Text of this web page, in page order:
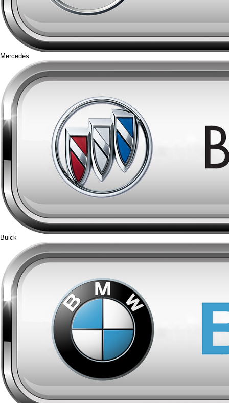
Mercedes
Buick